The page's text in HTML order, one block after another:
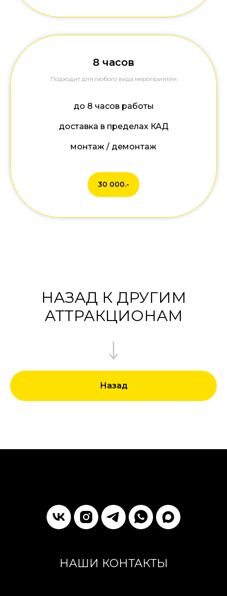
8 часов
Подходит для любого вида мероприятия
до 8 часов работы
доставка в пределах КАД
монтаж / демонтаж
30 000.-
НАЗАД К ДРУГИМ
АТТРАКЦИОНАМ
Назад
НАШИ КОНТАКТЫ